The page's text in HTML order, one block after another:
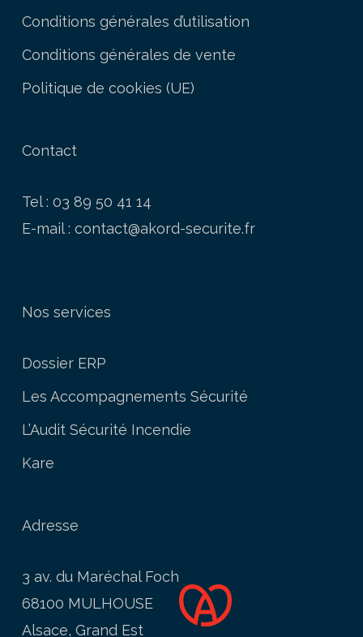
Conditions générales d’utilisation
Conditions générales de vente
Politique de cookies (UE)
Contact
Tel : 03 89 50 41 14
E-mail : contact@akord-securite.fr
Nos services
Dossier ERP
Les Accompagnements Sécurité
L’Audit Sécurité Incendie
Kare
Adresse
3 av. du Maréchal Foch
68100 MULHOUSE
Alsace, Grand Est